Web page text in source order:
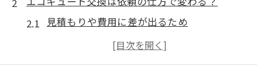
見積もりや費用に差が出るため
工事内容や施工時間に影響するため
生活への影響を最小限に抑えるため